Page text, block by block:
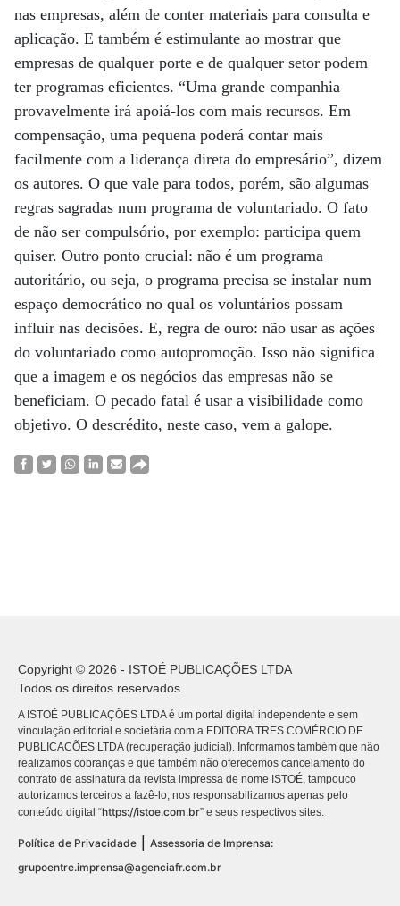
nas empresas, além de conter materiais para consulta e
aplicação. E também é estimulante ao mostrar que
empresas de qualquer porte e de qualquer setor podem
ter programas eficientes. “Uma grande companhia
provavelmente irá apoiá-los com mais recursos. Em
compensação, uma pequena poderá contar mais
facilmente com a liderança direta do empresário”, dizem
os autores. O que vale para todos, porém, são algumas
regras sagradas num programa de voluntariado. O fato
de não ser compulsório, por exemplo: participa quem
quiser. Outro ponto crucial: não é um programa
autoritário, ou seja, o programa precisa se instalar num
espaço democrático no qual os voluntários possam
influir nas decisões. E, regra de ouro: não usar as ações
do voluntariado como autopromoção. Isso não significa
que a imagem e os negócios das empresas não se
beneficiam. O pecado fatal é usar a visibilidade como
objetivo. O descrédito, neste caso, vem a galope.
Copyright © 2026 - ISTOÉ PUBLICAÇÕES LTDA
Todos os direitos reservados.
A ISTOÉ PUBLICAÇÕES LTDA é um portal digital independente e sem
vinculação editorial e societária com a EDITORA TRES COMÉRCIO DE
PUBLICACÕES LTDA (recuperação judicial). Informamos também que não
realizamos cobranças e que também não oferecemos cancelamento do
contrato de assinatura da revista impressa de nome ISTOÉ, tampouco
autorizamos terceiros a fazê-lo, nos responsabilizamos apenas pelo
conteúdo digital “https://istoe.com.br” e seus respectivos sites.
Política de Privacidade
Assessoria de Imprensa:
grupoentre.imprensa@agenciafr.com.br